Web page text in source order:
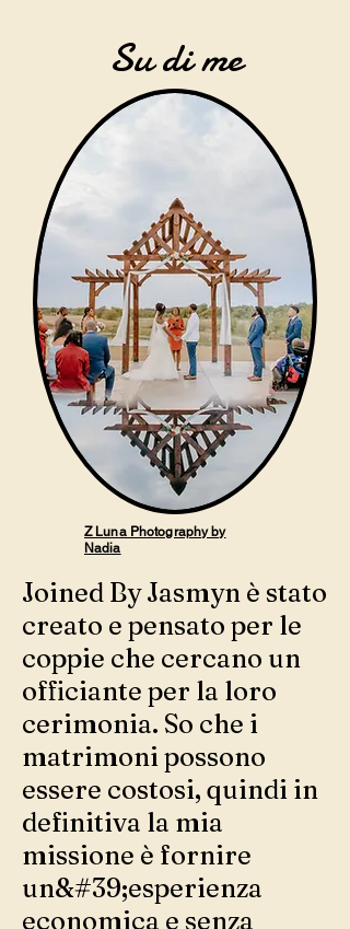
Su di me
Z Luna Photography by
Nadia
Joined By Jasmyn è stato
creato e pensato per le
coppie che cercano un
officiante per la loro
cerimonia. So che i
matrimoni possono
essere costosi, quindi in
definitiva la mia
missione è fornire
un&#39;esperienza
economica e senza